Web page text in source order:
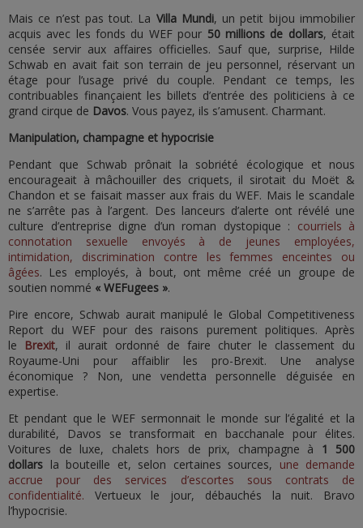
Mais ce n’est pas tout. La Villa Mundi, un petit bijou immobilier
acquis avec les fonds du WEF pour 50 millions de dollars, était
censée servir aux affaires officielles. Sauf que, surprise, Hilde
Schwab en avait fait son terrain de jeu personnel, réservant un
étage pour l’usage privé du couple. Pendant ce temps, les
contribuables finançaient les billets d’entrée des politiciens à ce
grand cirque de Davos. Vous payez, ils s’amusent. Charmant.
Manipulation, champagne et hypocrisie
Pendant que Schwab prônait la sobriété écologique et nous
encourageait à mâchouiller des criquets, il sirotait du Moët &
Chandon et se faisait masser aux frais du WEF. Mais le scandale
ne s’arrête pas à l’argent. Des lanceurs d’alerte ont révélé une
culture d’entreprise digne d’un roman dystopique : courriels à
connotation sexuelle envoyés à de jeunes employées,
intimidation, discrimination contre les femmes enceintes ou
âgées. Les employés, à bout, ont même créé un groupe de
soutien nommé « WEFugees ».
Pire encore, Schwab aurait manipulé le Global Competitiveness
Report du WEF pour des raisons purement politiques. Après
le
Brexit, il aurait ordonné de faire chuter le classement du
Royaume-Uni pour affaiblir les pro-Brexit. Une analyse
économique ? Non, une vendetta personnelle déguisée en
expertise.
Et pendant que le WEF sermonnait le monde sur l’égalité et la
durabilité, Davos se transformait en bacchanale pour élites.
Voitures de luxe, chalets hors de prix, champagne à 1 500
dollars la bouteille et, selon certaines sources, une demande
accrue pour des services d’escortes sous contrats de
confidentialité. Vertueux le jour, débauchés la nuit. Bravo
l’hypocrisie.